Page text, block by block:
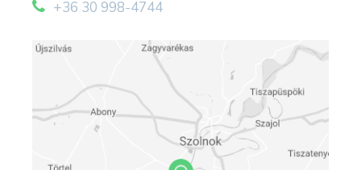
családi, gyermeknapi stb., valamint minden
februárban Horgászbállal indítja az új szezont. A
versenyeken szép nyeremények és serlegek
nyerhetők egy kis odafigyeléssel a horgászok
nagy örömére.
Fogható halfajok: ponty, amur, csuka, süllő,
harcsa, keszeg, kárász, busa.
+36 30 998-4744